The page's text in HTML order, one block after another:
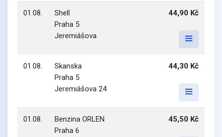
01.08.
Shell
Praha 5
Jeremiášova
44,90 Kč
01.08.
Skanska
Praha 5
Jeremiášova 24
44,30 Kč
01.08.
Benzina ORLEN
Praha 6
45,50 Kč